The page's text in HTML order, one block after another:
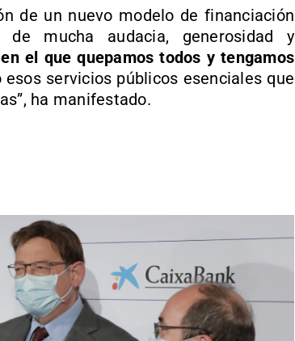
de un nuevo modelo de financiación
mucha audacia, generosidad y
el que quepamos todos y tengamos
servicios públicos esenciales que
ha manifestado.